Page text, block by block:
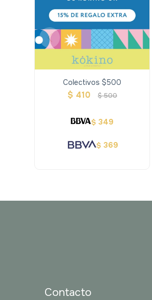
Colectivos $500
$ 410 $ 500
$ 349
$ 369
Contacto